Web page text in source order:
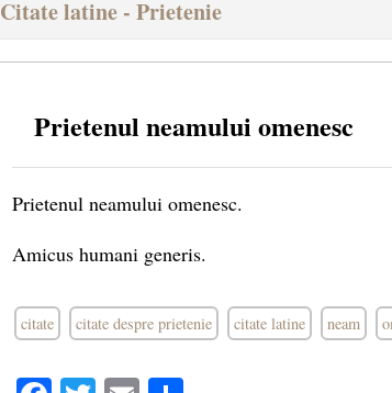
Citate latine - Prietenie
Prietenul neamului omenesc
Prietenul neamului omenesc.
Amicus humani generis.
citate citate despre prietenie citate latine neam